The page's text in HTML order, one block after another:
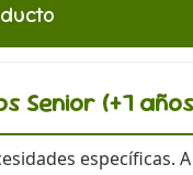
Senior (+7
específicas.